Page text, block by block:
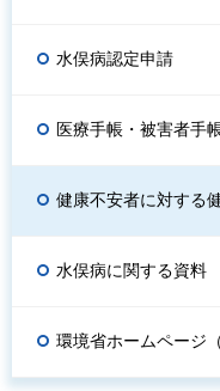
水俣病認定申請
医療手帳・被害者手
健康不安者に対する
水俣病に関する資料
環境省ホームページ